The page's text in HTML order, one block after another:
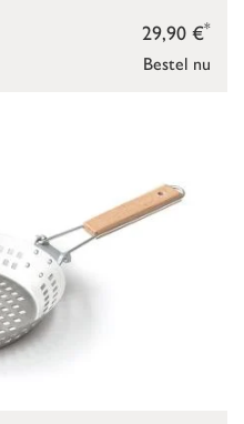
Bestel nu
29,90 €*